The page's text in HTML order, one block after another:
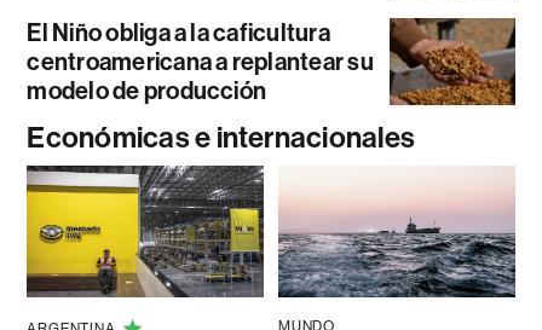
El Niño obliga a la caficultura
centroamericana a replantear su
modelo de producción
Económicas e internacionales